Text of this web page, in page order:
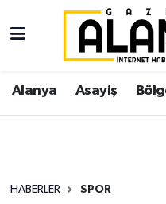
Alanya Asayiş
HABERLER SPOR
Alanya
Asayiş
Siyaset
İstanbul Nöbetçi
İstanbul Hava
Süper Lig Puan